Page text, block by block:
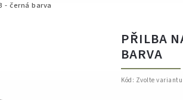
- černá barva
PŘILBA
BARVA
Kód: Zvolte variantu